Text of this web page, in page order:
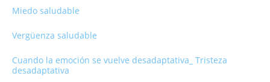
Miedo saludable
Vergüenza saludable
Cuando la emoción se vuelve desadaptativa_ Tristeza
desadaptativa